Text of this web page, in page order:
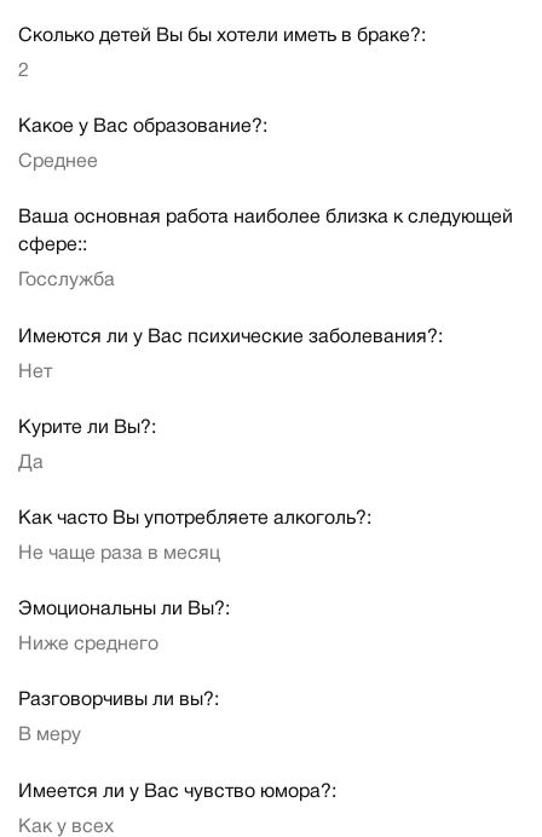
Сколько детей Вы бы хотели иметь в браке?:
2
Какое у Вас образование?:
Среднее
Ваша основная работа наиболее близка к следующей
сфере::
Госслужба
Имеются ли у Вас психические заболевания?:
Нет
Курите ли Вы?:
Да
Как часто Вы употребляете алкоголь?:
Не чаще раза в месяц
Эмоциональны ли Вы?:
Ниже среднего
Разговорчивы ли вы?:
В меру
Имеется ли у Вас чувство юмора?:
Как у всех